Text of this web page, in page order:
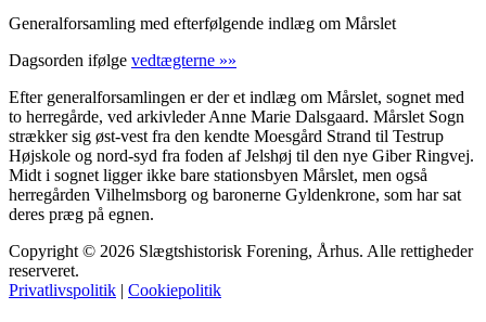
Generalforsamling med efterfølgende indlæg om Mårslet
Dagsorden ifølge vedtægterne »»
Efter generalforsamlingen er der et indlæg om Mårslet, sognet med
to herregårde, ved arkivleder Anne Marie Dalsgaard. Mårslet Sogn
strækker sig øst-vest fra den kendte Moesgård Strand til Testrup
Højskole og nord-syd fra foden af Jelshøj til den nye Giber Ringvej.
Midt i sognet ligger ikke bare stationsbyen Mårslet, men også
herregården Vilhelmsborg og baronerne Gyldenkrone, som har sat
deres præg på egnen.
Copyright © 2026 Slægtshistorisk Forening, Århus. Alle rettigheder
reserveret.
Privatlivspolitik | Cookiepolitik